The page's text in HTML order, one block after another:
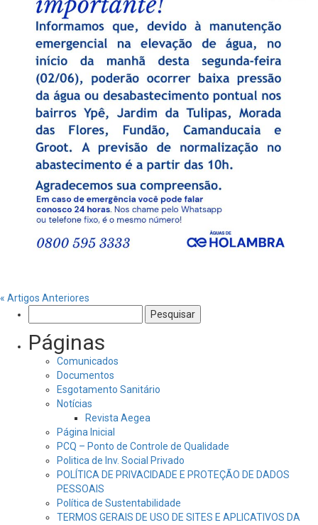
« Artigos Anteriores
por:
Páginas
Comunicados
Documentos
Esgotamento Sanitário
Notícias
Revista Aegea
Página Inicial
PCQ – Ponto de Controle de Qualidade
Politica de Inv. Social Privado
POLÍTICA DE PRIVACIDADE E PROTEÇÃO DE DADOS
PESSOAIS
Política de Sustentabilidade
TERMOS GERAIS DE USO DE SITES E APLICATIVOS DA